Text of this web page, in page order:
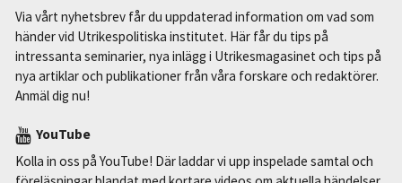
Via vårt nyhetsbrev får du uppdaterad information om vad som
händer vid Utrikespolitiska institutet. Här får du tips på
intressanta seminarier, nya inlägg i Utrikesmagasinet och tips på
nya artiklar och publikationer från våra forskare och redaktörer.
Anmäl dig nu!
YouTube
Kolla in oss på YouTube! Där laddar vi upp inspelade samtal och